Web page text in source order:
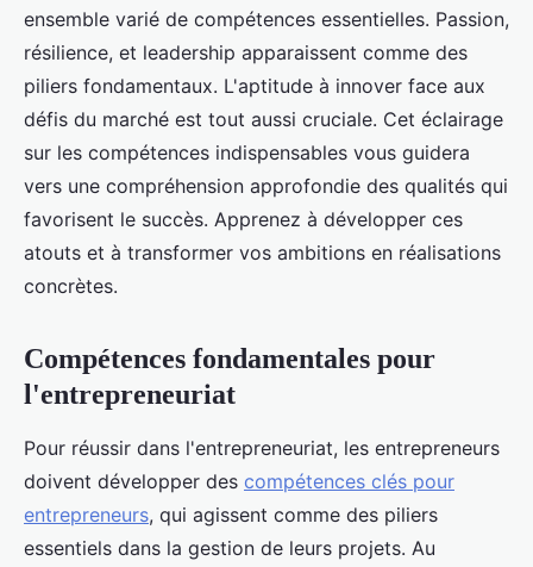
ensemble varié de compétences essentielles. Passion,
résilience, et leadership apparaissent comme des
piliers fondamentaux. L'aptitude à innover face aux
défis du marché est tout aussi cruciale. Cet éclairage
sur les compétences indispensables vous guidera
vers une compréhension approfondie des qualités qui
favorisent le succès. Apprenez à développer ces
atouts et à transformer vos ambitions en réalisations
concrètes.
Compétences fondamentales pour
l'entrepreneuriat
Pour réussir dans l'entrepreneuriat, les entrepreneurs
doivent développer des compétences clés pour
entrepreneurs, qui agissent comme des piliers
essentiels dans la gestion de leurs projets. Au